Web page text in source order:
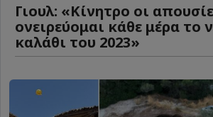
Γιουλ: «Κίνητρο οι
ονειρεύομαι κάθε μέρα το
καλάθι του 2023»